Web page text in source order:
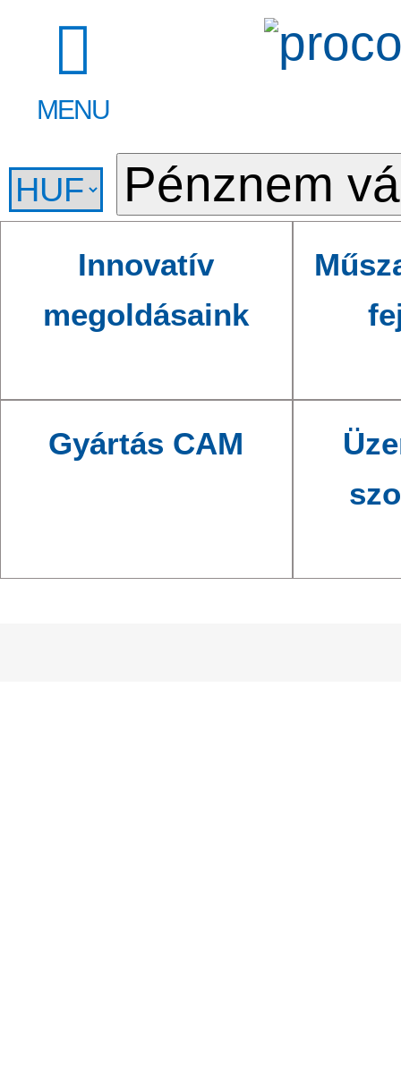
MENU
Innovatív
megoldásaink
Gyártás CAM